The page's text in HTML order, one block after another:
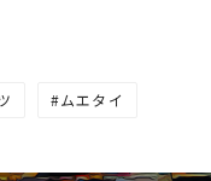
ムエタイ